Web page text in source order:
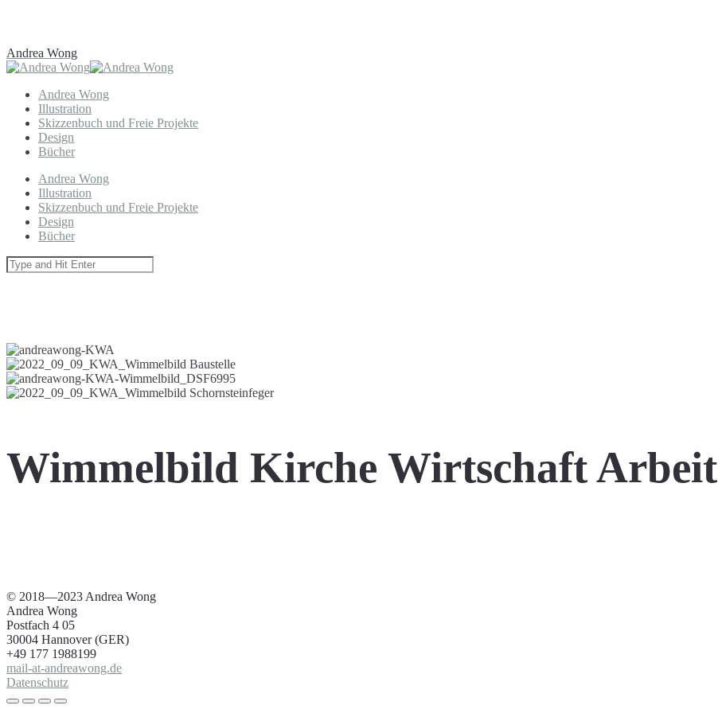
Andrea Wong
Andrea Wong
Illustration
Skizzenbuch und Freie Projekte
Design
Bücher
Andrea Wong
Illustration
Skizzenbuch und Freie Projekte
Design
Bücher
Wimmelbild Kirche Wirtschaft Arbeit
© 2018—2023 Andrea Wong
Andrea Wong
Postfach 4 05
30004 Hannover (GER)
+49 177 1988199
mail-at-andreawong.de
Datenschutz